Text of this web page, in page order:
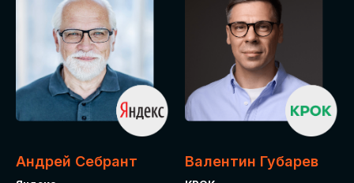
Андрей Себрант Валентин Губарев